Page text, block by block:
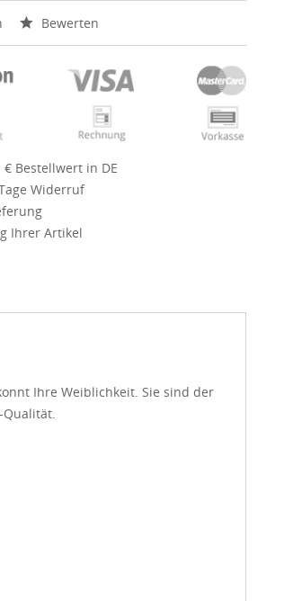
Bewerten
Bestellwert in DE
Widerruf
Ihrer Artikel
Ihre Weiblichkeit. Sie sind der